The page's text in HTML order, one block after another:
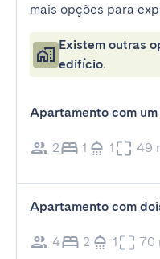
mais opções para
Existem outras
edifício.
Apartamento com
2 1 1 49
Apartamento com
4 2 1 70